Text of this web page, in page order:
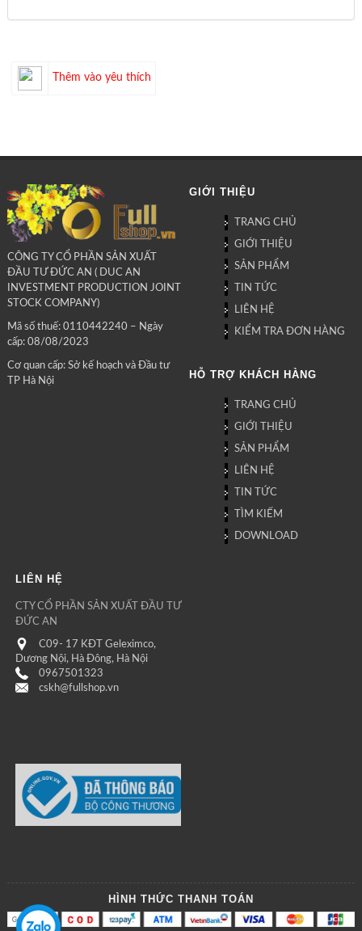
Thêm vào yêu thích
CÔNG TY CỔ PHẦN SẢN XUẤT
ĐẦU TƯ ĐỨC AN ( DUC AN
INVESTMENT PRODUCTION JOINT
STOCK COMPANY)
Mã số thuế: 0110442240 – Ngày
cấp: 08/08/2023
Cơ quan cấp: Sở kế hoạch và Đầu tư
TP Hà Nội
GIỚI THIỆU
TRANG CHỦ
GIỚI THIỆU
SẢN PHẨM
TIN TỨC
LIÊN HỆ
KIỂM TRA ĐƠN HÀNG
HỖ TRỢ KHÁCH HÀNG
TRANG CHỦ
GIỚI THIỆU
SẢN PHẨM
LIÊN HỆ
TIN TỨC
TÌM KIẾM
DOWNLOAD
LIÊN HỆ
CTY CỔ PHẦN SẢN XUẤT ĐẦU TƯ
ĐỨC AN
C09- 17 KĐT Geleximco,
Dương Nội, Hà Đông, Hà Nội
0967501323
cskh@fullshop.vn
HÌNH THỨC THANH TOÁN